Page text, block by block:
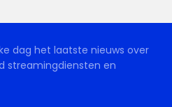
dag het laatste nieuws over
streamingdiensten en